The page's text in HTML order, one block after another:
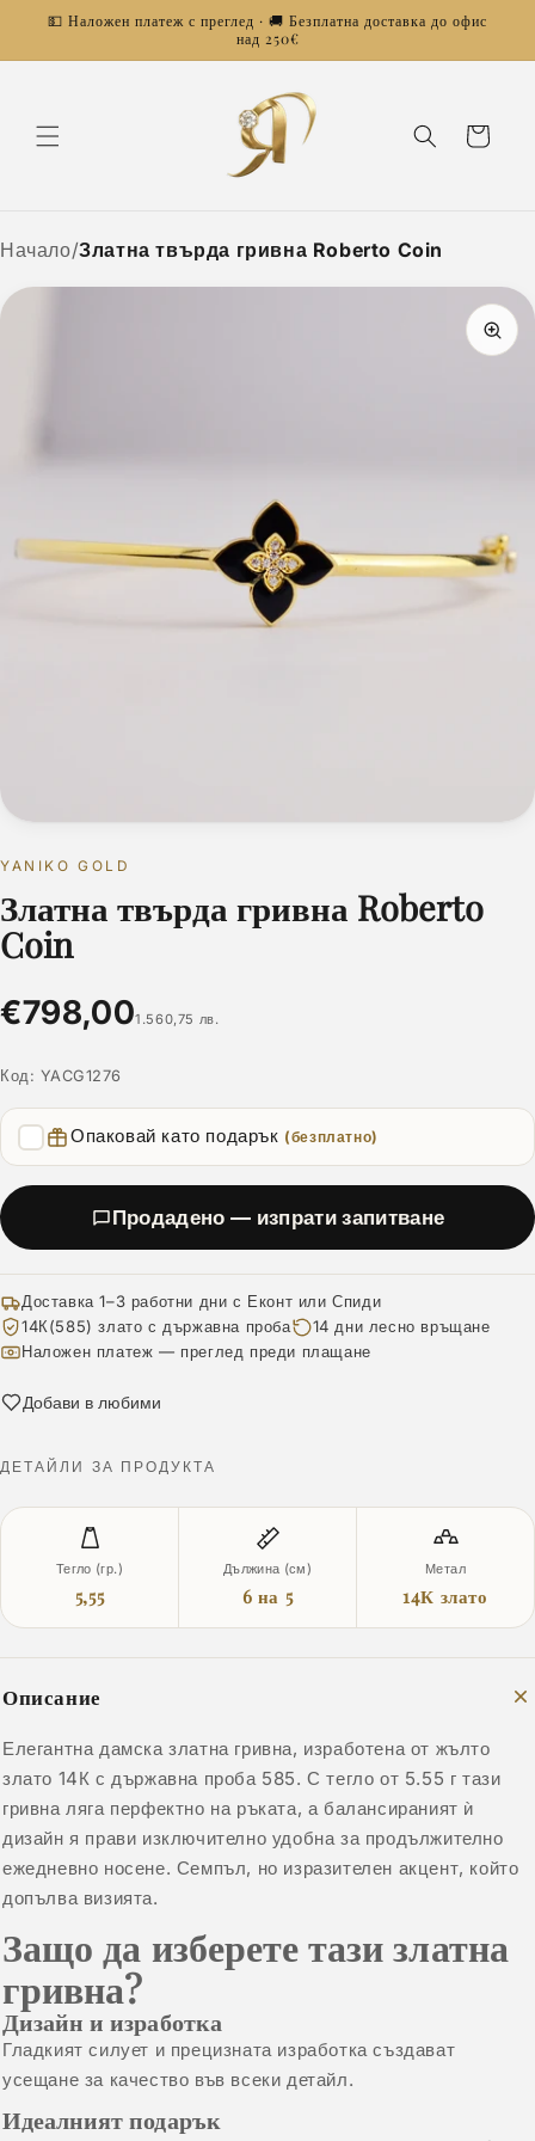
💵 Наложен платеж с преглед · 🚚 Безплатна доставка до офис
над 250€
Количка
Начало/Златна твърда гривна Roberto Coin
YANIKO GOLD
Златна твърда гривна Roberto
Coin
€798,001.560,75 лв.
Код: YACG1276
Опаковай като подарък (безплатно)
Продадено — изпрати запитване
Доставка 1–3 работни дни с Еконт или Спиди
14К(585) злато с държавна проба
14 дни лесно връщане
Наложен платеж — преглед преди плащане
Добави в любими
ДЕТАЙЛИ ЗА ПРОДУКТА
Тегло (гр.)
5,55
Дължина (см)
6 на 5
Метал
14К злато
Описание
Елегантна дамска златна гривна, изработена от жълто
злато 14К с държавна проба 585. С тегло от 5.55 г тази
гривна ляга перфектно на ръката, а балансираният ѝ
дизайн я прави изключително удобна за продължително
ежедневно носене. Семпъл, но изразителен акцент, който
допълва визията.
Защо да изберете тази златна
гривна?
Дизайн и изработка
Гладкият силует и прецизната изработка създават
усещане за качество във всеки детайл.
Идеалният подарък